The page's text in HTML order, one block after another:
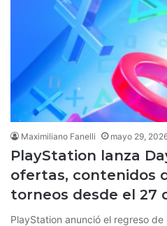
Maximiliano Fanelli mayo 29,
PlayStation lanza
ofertas, contenidos
torneos desde el 27
PlayStation anunció el regreso